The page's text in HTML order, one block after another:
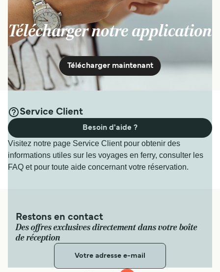
Télécharger notre application
Télécharger maintenant
Service Client
Visitez notre page Service Client pour obtenir des
informations utiles sur les voyages en ferry, consulter les
FAQ et pour toute aide concernant votre réservation.
Besoin d'aide ?
Restons en contact
Des offres exclusives directement dans votre boîte
de réception